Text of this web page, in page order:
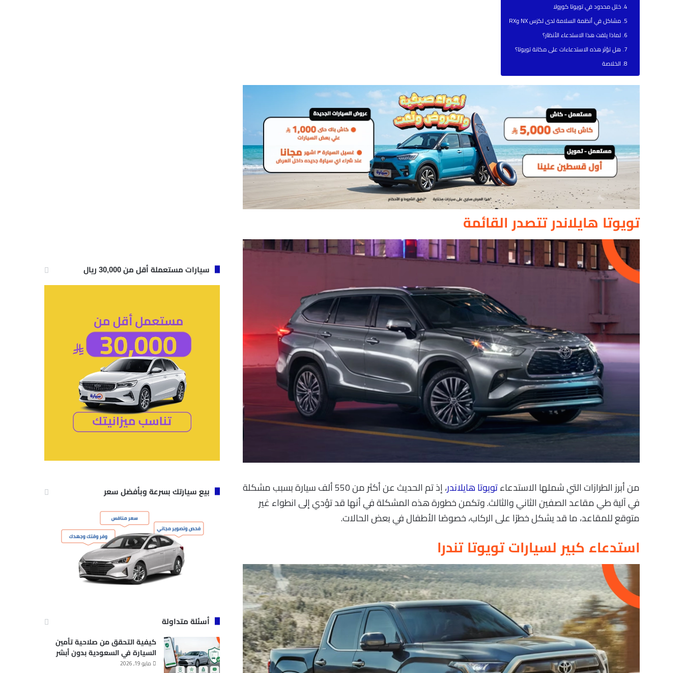
خلل محدود في تويوتا كورولا
مشاكل في أنظمة السلامة لدى لكزس NX وRX
لماذا يلفت هذا الاستدعاء الأنظار؟
هل تؤثر هذه الاستدعاءات على مكانة تويوتا؟
الخلاصة
تويوتا هايلاندر تتصدر القائمة
من أبرز الطرازات التي شملها الاستدعاءتويوتا هايلاندر
، إذ تم الحديث عن أكثر من 550 ألف سيارة بسبب مشكلة
في آلية طي مقاعد الصفين الثاني والثالث. وتكمن خطورة هذه المشكلة في أنها قد تؤدي إلى انطواء غير
متوقع للمقاعد، ما قد يشكل خطرًا على الركاب، خصوصًا الأطفال في بعض الحالات.
استدعاء كبير لسيارات تويوتا تندرا
سيارات مستعملة أقل من 30,000 ريال
بيع سيارتك بسرعة وبأفضل سعر
أسئلة متداولة
كيفية التحقق من صلاحية تأمين
السيارة في السعودية بدون أبشر
مايو 19, 2026